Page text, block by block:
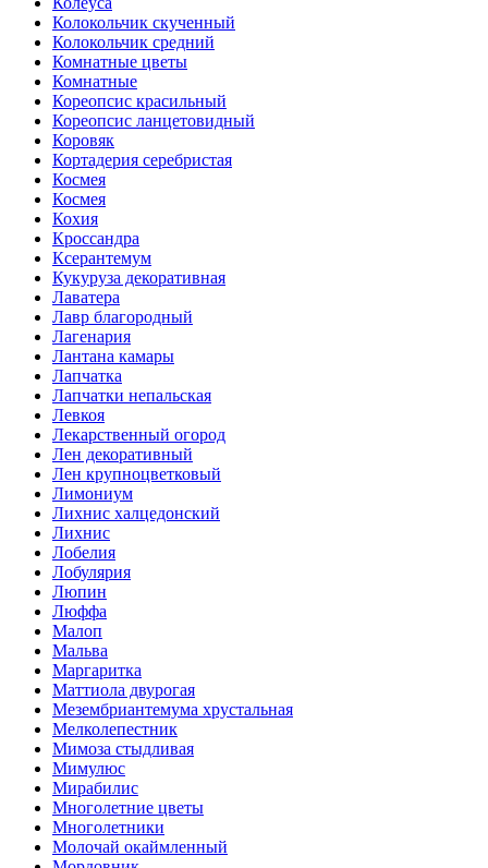
Колокольчик скученный
Колокольчик средний
Комнатные цветы
Комнатные
Кореопсис красильный
Кореопсис ланцетовидный
Коровяк
Кортадерия серебристая
Космея
Космея
Кохия
Кроссандра
Ксерантемум
Кукуруза декоративная
Лаватера
Лавр благородный
Лагенария
Лантана камары
Лапчатка
Лапчатки непальская
Левкоя
Лекарственный огород
Лен декоративный
Лен крупноцветковый
Лимониум
Лихнис халцедонский
Лихнис
Лобелия
Лобулярия
Люпин
Люффа
Малоп
Мальва
Маргаритка
Маттиола двурогая
Мезембриантемума хрустальная
Мелколепестник
Мимоза стыдливая
Мимулюс
Мирабилис
Многолетние цветы
Многолетники
Молочай окаймленный